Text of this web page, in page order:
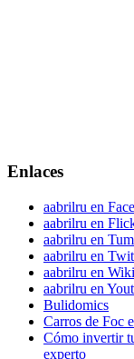
Enlaces
aabrilru en
aabrilru en
aabrilru en
aabrilru en
aabrilru en
aabrilru en
Bulidomics
Carros de Foc
Cómo invertir
experto